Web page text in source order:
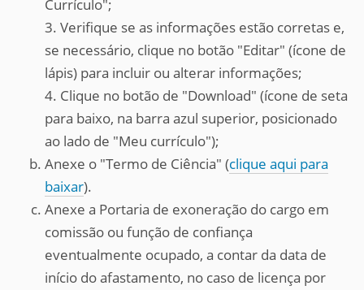
Currículo";
3. Verifique se as informações estão corretas e,
se necessário, clique no botão "Editar" (ícone de
lápis) para incluir ou alterar informações;
4. Clique no botão de "Download" (ícone de seta
para baixo, na barra azul superior, posicionado
ao lado de "Meu currículo");
Anexe o "Termo de Ciência" (clique aqui para
baixar).
Anexe a Portaria de exoneração do cargo em
comissão ou função de confiança
eventualmente ocupado, a contar da data de
início do afastamento, no caso de licença por